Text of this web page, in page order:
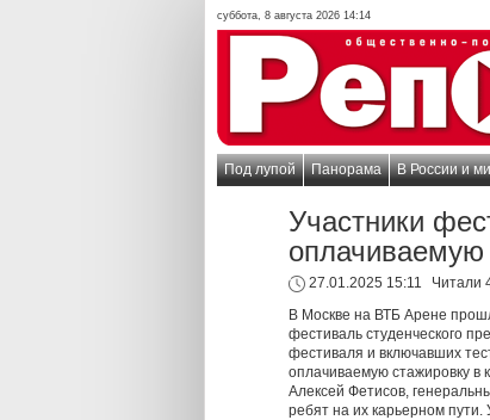
суббота, 8 августа 2026 14:14
Под лупой Панорама В России и
Участники
оплачиваемую
27.01.2025 15:11
Читали
В Москве на ВТБ Арене
фестиваль студенческого
фестиваля и включавших
оплачиваемую стажировку в
Алексей Фетисов,
ребят на их карьерном